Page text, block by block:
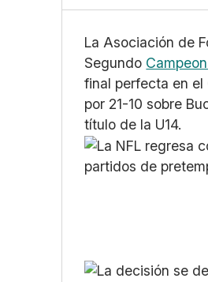
La Asociación de
Segundo
final perfecta en
por 21-10 sobre
título de la U14.